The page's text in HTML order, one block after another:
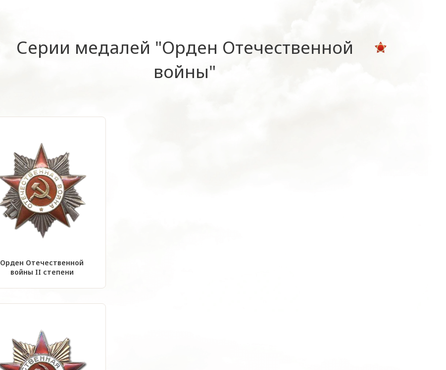
Серии медалей "Орден Отечественной
войны"
Орден Отечественной
войны II степени